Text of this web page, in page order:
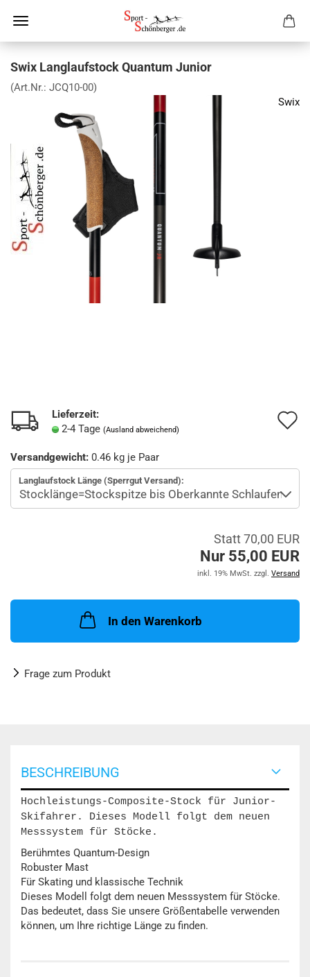
Swix Langlaufstock Quantum Junior
(Art.Nr.: JCQ10-00)
Swix
Lieferzeit:
2-4 Tage (Ausland abweichend)
Versandgewicht: 0.46 kg je Paar
Langlaufstock Länge (Sperrgut Versand):
Statt 70,00 EUR
Nur 55,00 EUR
inkl. 19% MwSt. zzgl. Versand
In den Warenkorb
Frage zum Produkt
BESCHREIBUNG
Hochleistungs-Composite-Stock für Junior-
Skifahrer. Dieses Modell folgt dem neuen
Messsystem für Stöcke.
Berühmtes Quantum-Design
Robuster Mast
Für Skating und klassische Technik
Dieses Modell folgt dem neuen Messsystem für Stöcke.
Das bedeutet, dass Sie unsere Größentabelle verwenden
können, um Ihre richtige Länge zu finden.